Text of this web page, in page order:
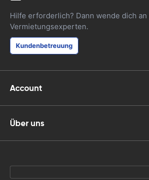
Hilfe erforderlich? Dann wende dich
Vermietungsexperten.
Kundenbetreuung
Account
Über uns